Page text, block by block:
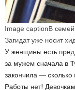
Image captionВ
Загидат уже носит
У женщины есть
за мужем сначала в
закончила — сколько
Работы нет!